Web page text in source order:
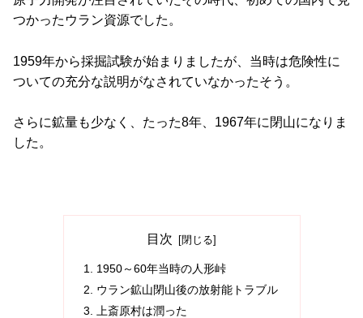
つかったウラン資源でした。
1959年から採掘試験が始まりましたが、当時は危険性に
ついての充分な説明がなされていなかったそう。
さらに鉱量も少なく、たった8年、1967年に閉山になりま
した。
目次
1950～60年当時の人形峠
ウラン鉱山閉山後の放射能トラブル
上斎原村は潤った